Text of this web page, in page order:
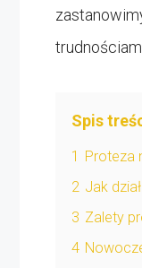
Spis
1 Proteza
2 Jak
3 Zalety
4